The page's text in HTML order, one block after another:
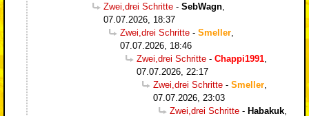
Zwei,drei Schritte - SebWagn
07.07.2026, 18:37
Zwei,drei Schritte - Smeller
07.07.2026, 18:46
Zwei,drei Schritte - Chappi1991
07.07.2026, 22:17
Zwei,drei Schritte - Smeller
07.07.2026, 23:03
Zwei,drei Schritte - Habakuk